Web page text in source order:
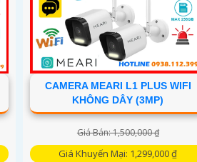
CAMERA MEARI L1 PLUS WIFI
KHÔNG DÂY (3MP)
Giá Bán: 1,500,000 ₫
Giá Khuyến Mại: 1,299,000 ₫